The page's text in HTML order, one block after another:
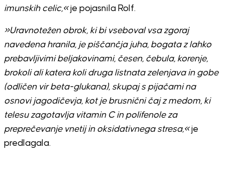
imunskih celic,«je pojasnila Rolf.
»Uravnotežen obrok, ki bi vseboval vsa zgoraj
navedena hranila, je piščančja juha, bogata z lahko
prebavljivimi beljakovinami, česen, čebula, korenje,
brokoli ali katera koli druga listnata zelenjava in gobe
(odličen vir beta-glukana), skupaj s pijačami na
osnovi jagodičevja, kot je brusnični čaj z medom, ki
telesu zagotavlja vitamin C in polifenole za
preprečevanje vnetij in oksidativnega stresa,«je
predlagala.